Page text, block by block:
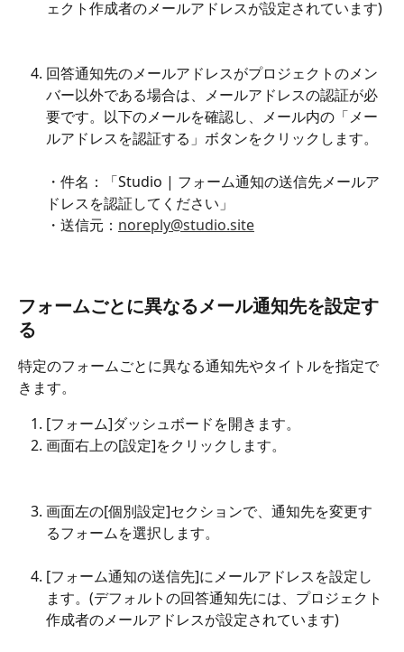
ェクト作成者のメールアドレスが設定されています)
回答通知先のメールアドレスがプロジェクトのメン
バー以外である場合は、メールアドレスの認証が必
要です。以下のメールを確認し、メール内の「メー
ルアドレスを認証する」ボタンをクリックします。
・件名：「Studio | フォーム通知の送信先メールア
ドレスを認証してください」
・送信元： noreply@studio.site
フォームごとに異なるメール通知先を設定す
る
特定のフォームごとに異なる通知先やタイトルを指定で
きます。
[フォーム]ダッシュボードを開きます。
画面右上の[設定]をクリックします。
画面左の[個別設定]セクションで、通知先を変更す
るフォームを選択します。
[フォーム通知の送信先]にメールアドレスを設定し
ます。(デフォルトの回答通知先には、プロジェクト
作成者のメールアドレスが設定されています)